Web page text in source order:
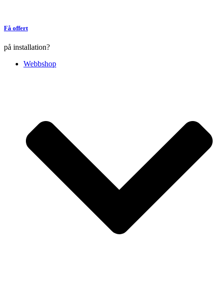
Få offert
på installation?
Webbshop